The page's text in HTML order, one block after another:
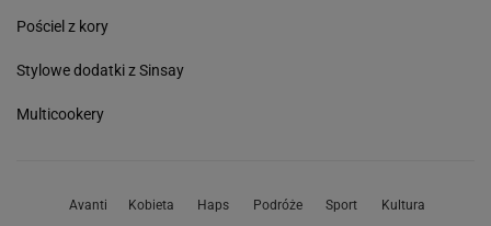
Pościel z kory
Stylowe dodatki z Sinsay
Multicookery
Avanti Kobieta Haps Podróże Sport Kultura